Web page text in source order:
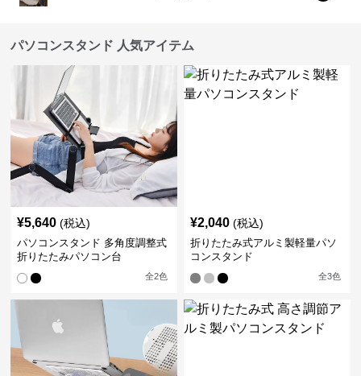
パソコンスタンド 人気アイテム
¥5,640 (税込)
パソコンスタンド 多角度調整式
折りたたみパソコン台
全2色
¥2,040 (税込)
折りたたみ式アルミ製軽量パソ
コンスタンド
全3色